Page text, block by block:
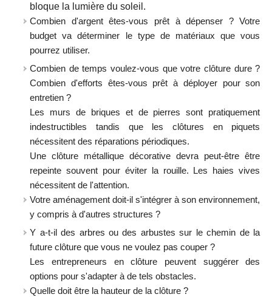
bloque la lumière du soleil.
Combien d'argent êtes-vous prêt à dépenser ? Votre
budget va déterminer le type de matériaux que vous
pourrez utiliser.
Combien de temps voulez-vous que votre clôture dure ?
Combien d'efforts êtes-vous prêt à déployer pour son
entretien ?
Les murs de briques et de pierres sont pratiquement
indestructibles tandis que les clôtures en piquets
nécessitent des réparations périodiques.
Une clôture métallique décorative devra peut-être être
repeinte souvent pour éviter la rouille. Les haies vives
nécessitent de l'attention.
Votre aménagement doit-il s'intégrer à son environnement,
y compris à d'autres structures ?
Y a-t-il des arbres ou des arbustes sur le chemin de la
future clôture que vous ne voulez pas couper ?
Les entrepreneurs en clôture peuvent suggérer des
options pour s'adapter à de tels obstacles.
Quelle doit être la hauteur de la clôture ?